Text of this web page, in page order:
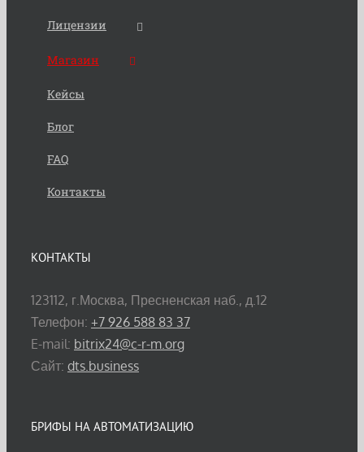
Лицензии
Магазин
Кейсы
Блог
FAQ
Контакты
КОНТАКТЫ
123112, г.Москва, Пресненская наб., д.12
Телефон: +7 926 588 83 37
E-mail: bitrix24@c-r-m.org
Сайт: dts.business
БРИФЫ НА АВТОМАТИЗАЦИЮ